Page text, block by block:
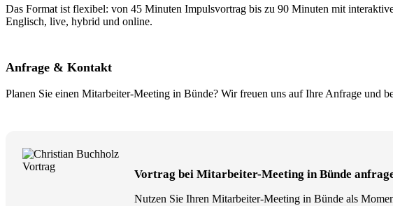
Das Format ist flexibel: von 45 Minuten Impulsvortrag bis zu 90 Minuten mit
Englisch, live, hybrid und online.
Anfrage & Kontakt
Planen Sie einen Mitarbeiter-Meeting in Bünde? Wir freuen uns auf Ihre Anfrage und
Vortrag bei Mitarbeiter-Meeting in Bünde
Nutzen Sie Ihren Mitarbeiter-Meeting in Bünde als